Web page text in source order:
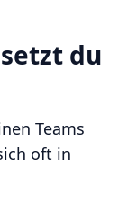
du
Teams
oft in